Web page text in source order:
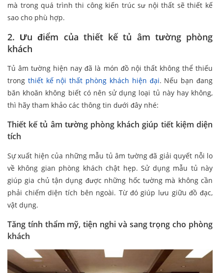
mà trong quá trình thi công kiến trúc sư nội thất sẽ thiết kế
sao cho phù hợp.
2. Ưu điểm của thiết kế tủ âm tường phòng
khách
Tủ âm tường hiện nay đã là món đồ nội thất không thể thiếu
trong thiết kế nội thất phòng khách hiện đại. Nếu bạn đang
băn khoăn không biết có nên sử dụng loại tủ này hay không,
thì hãy tham khảo các thông tin dưới đây nhé:
Thiết kế tủ âm tường phòng khách giúp tiết kiệm diện
tích
Sự xuất hiện của những mẫu tủ âm tường đã giải quyết nỗi lo
về không gian phòng khách chật hẹp. Sử dụng mẫu tủ này
giúp gia chủ tận dụng được những hốc tường mà không cần
phải chiếm diện tích bên ngoài. Từ đó giúp lưu giữu đồ đạc,
vật dụng.
Tăng tính thẩm mỹ, tiện nghi và sang trọng cho phòng
khách